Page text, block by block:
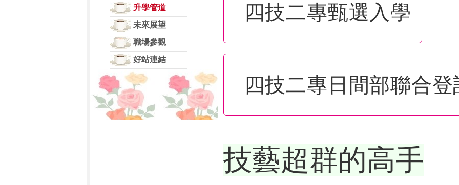
升學管道
未來展望
職場參觀
好站連結
四技二專甄選入學
四技二專日間部聯合
技藝超群的高手